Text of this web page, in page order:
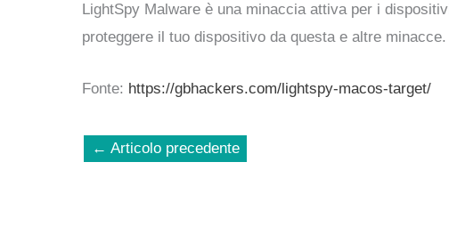
LightSpy Malware è una minaccia attiva per i
proteggere il tuo dispositivo da questa e altre minacce.
Fonte: https://gbhackers.com/lightspy-macos-target/
← Articolo precedente